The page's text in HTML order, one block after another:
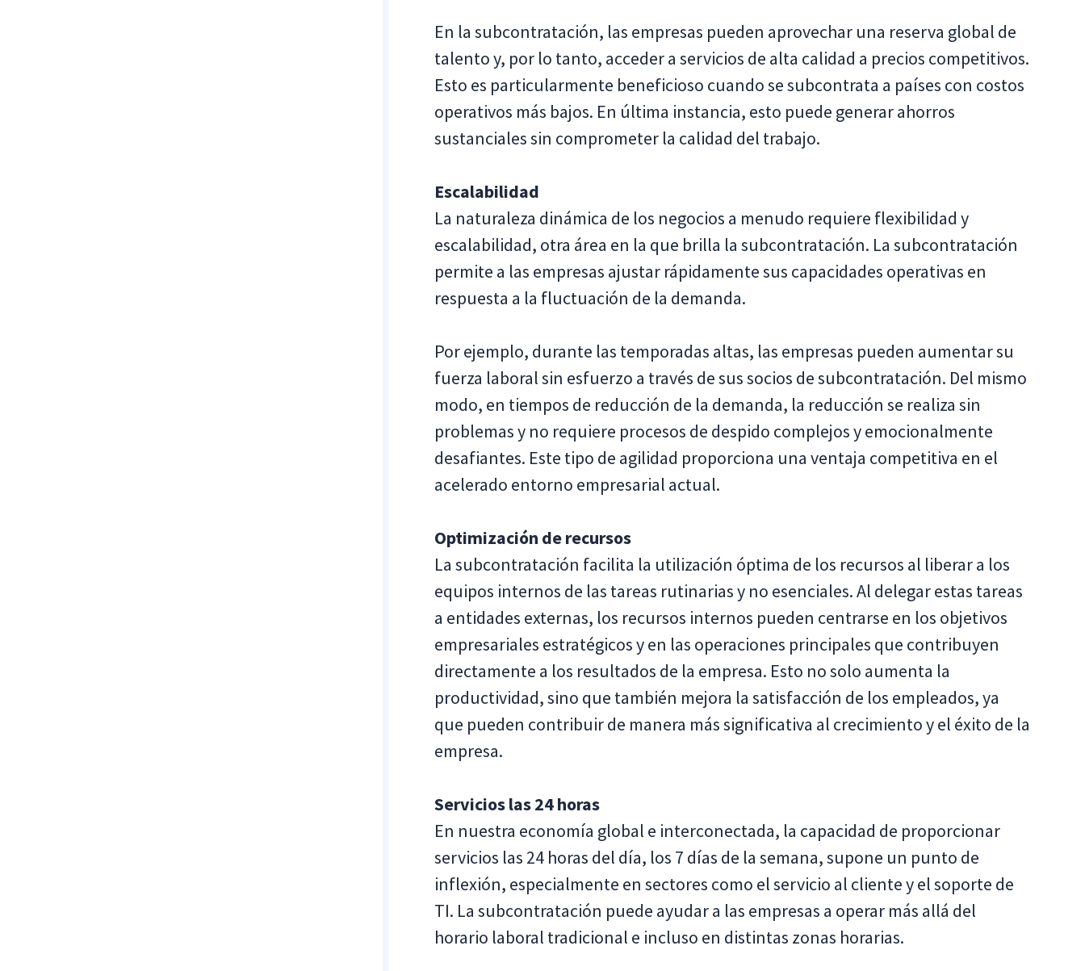
En la subcontratación, las empresas pueden aprovechar una reserva global de
talento y, por lo tanto, acceder a servicios de alta calidad a precios competitivos.
Esto es particularmente beneficioso cuando se subcontrata a países con costos
operativos más bajos. En última instancia, esto puede generar ahorros
sustanciales sin comprometer la calidad del trabajo.
Escalabilidad
La naturaleza dinámica de los negocios a menudo requiere flexibilidad y
escalabilidad, otra área en la que brilla la subcontratación. La subcontratación
permite a las empresas ajustar rápidamente sus capacidades operativas en
respuesta a la fluctuación de la demanda.
Por ejemplo, durante las temporadas altas, las empresas pueden aumentar su
fuerza laboral sin esfuerzo a través de sus socios de subcontratación. Del mismo
modo, en tiempos de reducción de la demanda, la reducción se realiza sin
problemas y no requiere procesos de despido complejos y emocionalmente
desafiantes. Este tipo de agilidad proporciona una ventaja competitiva en el
acelerado entorno empresarial actual.
Optimización de recursos
La subcontratación facilita la utilización óptima de los recursos al liberar a los
equipos internos de las tareas rutinarias y no esenciales. Al delegar estas tareas
a entidades externas, los recursos internos pueden centrarse en los objetivos
empresariales estratégicos y en las operaciones principales que contribuyen
directamente a los resultados de la empresa. Esto no solo aumenta la
productividad, sino que también mejora la satisfacción de los empleados, ya
que pueden contribuir de manera más significativa al crecimiento y el éxito de la
empresa.
Servicios las 24 horas
En nuestra economía global e interconectada, la capacidad de proporcionar
servicios las 24 horas del día, los 7 días de la semana, supone un punto de
inflexión, especialmente en sectores como el servicio al cliente y el soporte de
TI. La subcontratación puede ayudar a las empresas a operar más allá del
horario laboral tradicional e incluso en distintas zonas horarias.